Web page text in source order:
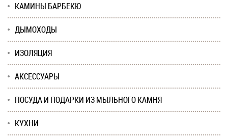
КАМИНЫ БАРБЕКЮ
ДЫМОХОДЫ
ИЗОЛЯЦИЯ
АКСЕССУАРЫ
ПОСУДА И ПОДАРКИ ИЗ МЫЛЬНОГО КАМНЯ
КУХНИ